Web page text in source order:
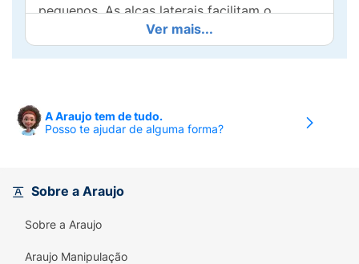
pequenos. As alças laterais facilitam o
manuseio e a fixação de prendedores de
chupeta, garantindo que ela esteja sempre ao
oferecendo conforto e acalmando o bebê em
diversos momentos. Feita com materiais de
saúde do seu bebê com a
Ver mais...
A Araujo tem de tudo.
Posso te ajudar de alguma forma?
Sobre a Araujo
Sobre a Araujo
Araujo Manipulação